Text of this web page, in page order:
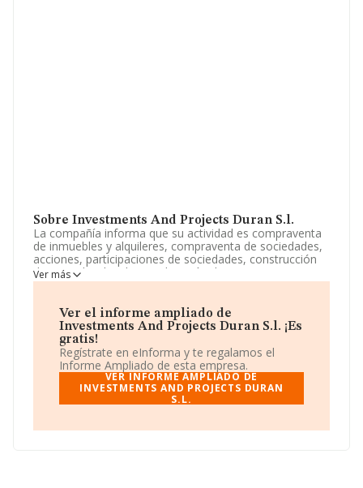
Sobre Investments And Projects Duran S.l.
La compañía informa que su actividad es compraventa
de inmuebles y alquileres, compraventa de sociedades,
acciones, participaciones de sociedades, construcción
de viviendas, locales, explotación de restaurantes,
cafeterías, heladerías, bares, tabernas, mesones, salas
kioscos y terrazas. La sociedad está registrada como
Sociedad Limitada. Su actividad CNAE es '%cnae%' con
código 5611. La sociedad no tiene actividad en
mercados exteriores.
La empresa españolaInvestments And Projects
Duran S.L, CIF B06750897, está situada en Calle
Bartolome J Gallardo núm. 8 Piso 2, (06001), en el
Ver más
Ver el informe ampliado de
Investments And Projects Duran S.l. ¡Es
gratis!
Regístrate en eInforma y te regalamos el
Informe Ampliado de esta empresa.
VER INFORME AMPLIADO DE
INVESTMENTS AND PROJECTS DURAN
S.L.